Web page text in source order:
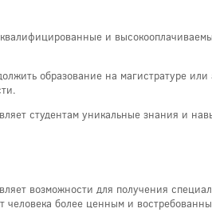
и
образование на магистратуре или
студентам уникальные знания и
возможности для получения
человека более ценным и